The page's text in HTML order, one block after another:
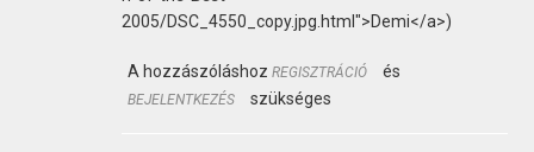
2005/DSC_4550_copy.jpg.html">Demi</a>)
A hozzászóláshozREGISZTRÁCIÓ és
BEJELENTKEZÉS szükséges